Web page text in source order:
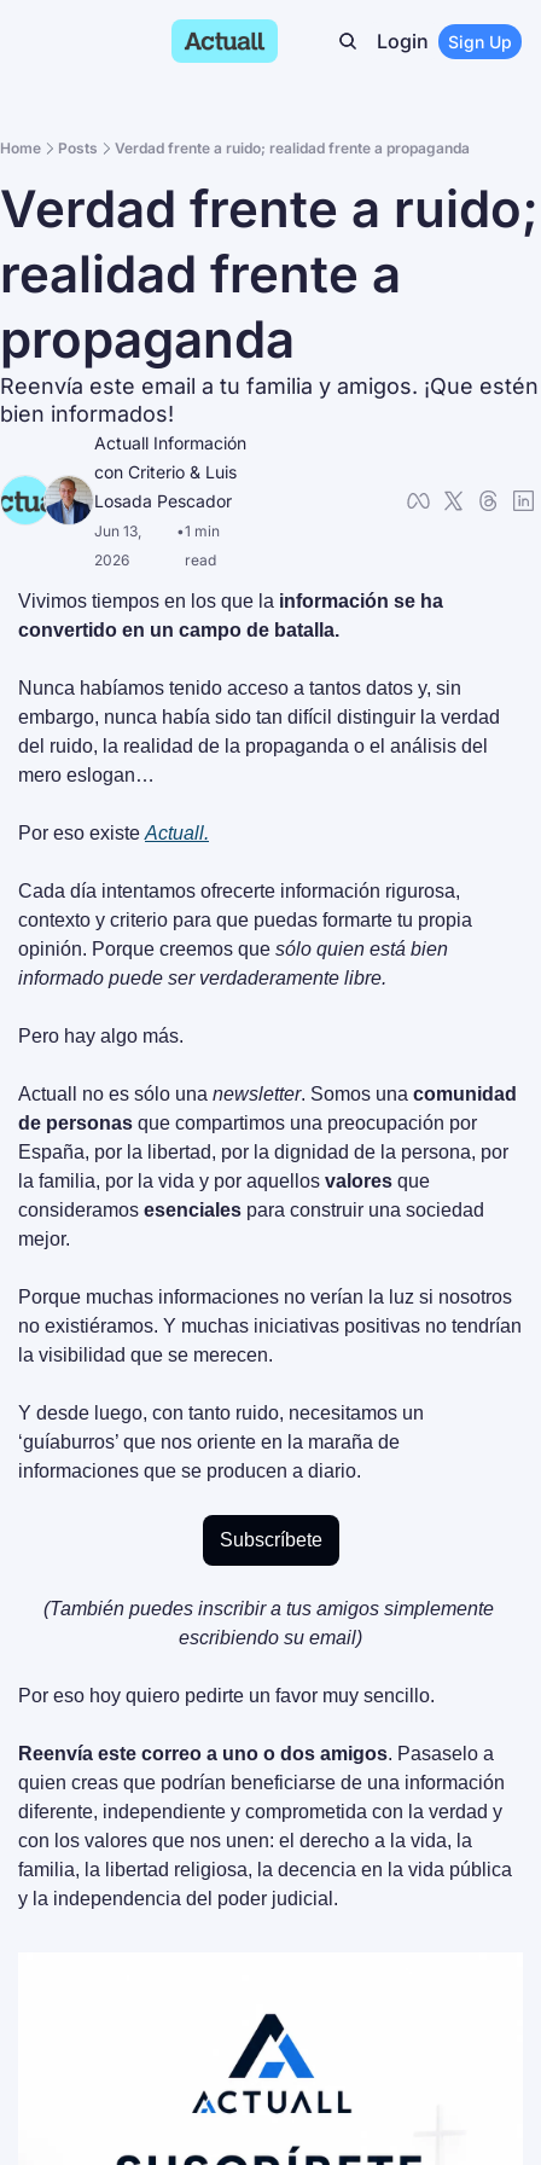
Login Sign Up
Home Posts Verdad frente a ruido; realidad frente a propaganda
Verdad frente a ruido;
realidad frente a
propaganda
Reenvía este email a tu familia y amigos. ¡Que estén
bien informados!
Actuall Información
con Criterio & Luis
Losada Pescador
Jun 13,
2026
•1 min
read
Vivimos tiempos en los que la información se ha
convertido en un campo de batalla.
Nunca habíamos tenido acceso a tantos datos y, sin
embargo, nunca había sido tan difícil distinguir la verdad
del ruido, la realidad de la propaganda o el análisis del
mero eslogan…
Por eso existe Actuall.
Cada día intentamos ofrecerte información rigurosa,
contexto y criterio para que puedas formarte tu propia
opinión. Porque creemos que sólo quien está bien
informado puede ser verdaderamente libre.
Pero hay algo más.
Actuall no es sólo una newsletter. Somos una comunidad
de personas que compartimos una preocupación por
España, por la libertad, por la dignidad de la persona, por
la familia, por la vida y por aquellos valores que
consideramos esenciales para construir una sociedad
mejor.
Porque muchas informaciones no verían la luz si nosotros
no existiéramos. Y muchas iniciativas positivas no tendrían
la visibilidad que se merecen.
Y desde luego, con tanto ruido, necesitamos un
‘guíaburros’ que nos oriente en la maraña de
informaciones que se producen a diario.
Subscríbete
(También puedes inscribir a tus amigos simplemente
escribiendo su email)
Por eso hoy quiero pedirte un favor muy sencillo.
Reenvía este correo a uno o dos amigos. Pasaselo a
quien creas que podrían beneficiarse de una información
diferente, independiente y comprometida con la verdad y
con los valores que nos unen: el derecho a la vida, la
familia, la libertad religiosa, la decencia en la vida pública
y la independencia del poder judicial.